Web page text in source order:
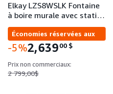
Elkay LZS8WSLK Fontaine
à boire murale avec stati…
Économies réservées aux
entreprises
-5%2,63900 $
Prix non commerciaux:
2 799,00$